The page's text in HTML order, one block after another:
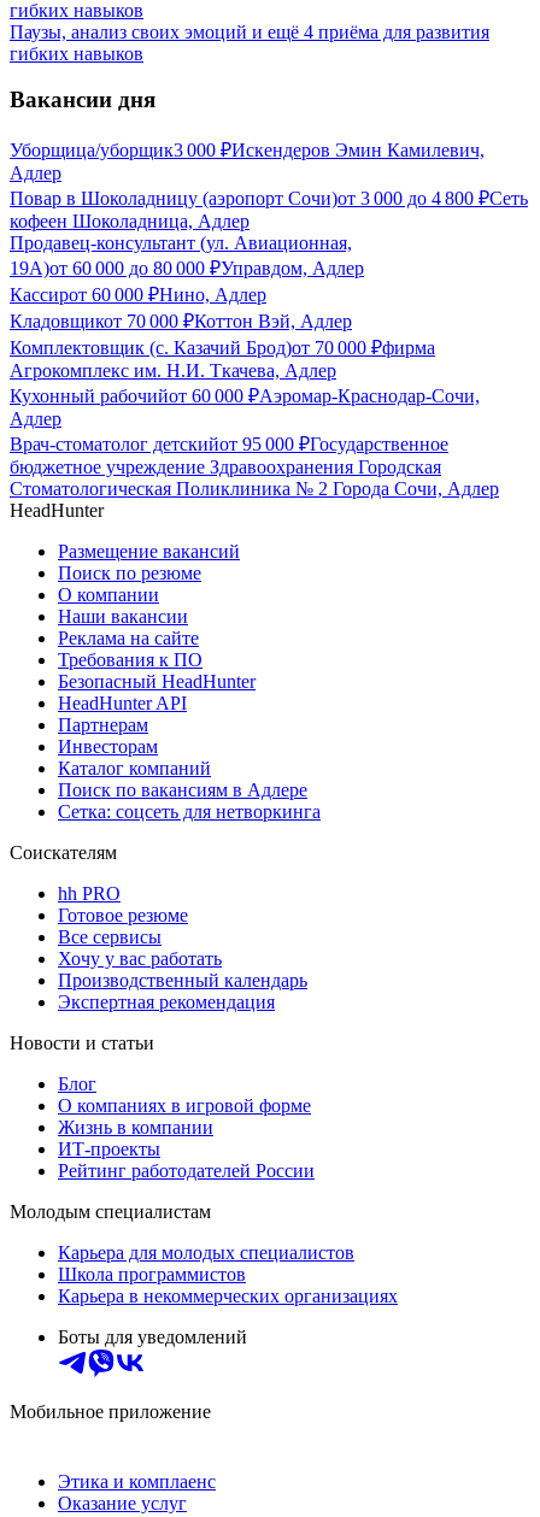
Паузы, анализ своих эмоций и ещё 4 приёма для развития
гибких навыков
Вакансии дня
Уборщица/уборщик3 000 ₽Искендеров Эмин Камилевич,
Адлер
Повар в Шоколадницу (аэропорт Сочи)от 3 000 до 4 800 ₽Сеть
кофеен Шоколадница, Адлер
Продавец-консультант (ул. Авиационная,
19А)от 60 000 до 80 000 ₽Управдом, Адлер
Кассирот 60 000 ₽Нино, Адлер
Кладовщикот 70 000 ₽Коттон Вэй, Адлер
Комплектовщик (с. Казачий Брод)от 70 000 ₽фирма
Агрокомплекс им. Н.И. Ткачева, Адлер
Кухонный рабочийот 60 000 ₽Аэромар-Краснодар-Сочи,
Адлер
Врач-стоматолог детскийот 95 000 ₽Государственное
бюджетное учреждение Здравоохранения Городская
Стоматологическая Поликлиника № 2 Города Сочи, Адлер
HeadHunter
Размещение вакансий
Поиск по резюме
О компании
Наши вакансии
Реклама на сайте
Требования к ПО
Безопасный HeadHunter
HeadHunter API
Партнерам
Инвесторам
Каталог компаний
Поиск по вакансиям в Адлере
Сетка: соцсеть для нетворкинга
Соискателям
hh PRO
Готовое резюме
Все сервисы
Хочу у вас работать
Производственный календарь
Экспертная рекомендация
Новости и статьи
Блог
О компаниях в игровой форме
Жизнь в компании
ИТ-проекты
Рейтинг работодателей России
Молодым специалистам
Карьера для молодых специалистов
Школа программистов
Карьера в некоммерческих организациях
Боты для уведомлений
Мобильное приложение
Этика и комплаенс
Оказание услуг